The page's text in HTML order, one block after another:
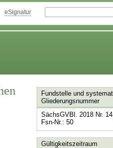
eSignatur
Fundstelle und
Gliederungsnummer
SächsGVBl. 2018 Nr.
Fsn-Nr.: 50
Gültigkeitszeitraum